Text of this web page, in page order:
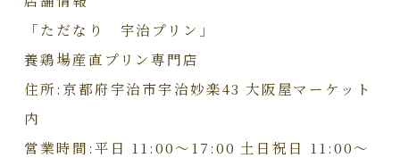
「ただなり 宇治プリン」
養鶏場産直プリン専門店
住所:京都府宇治市宇治妙楽43 大阪屋マーケット
内
営業時間:平日 11:00〜17:00 土日祝日 11:00〜